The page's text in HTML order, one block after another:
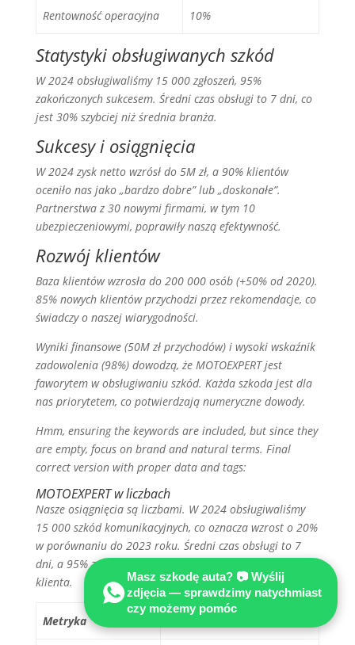
Rentowność operacyjna 10%
Statystyki obsługiwanych szkód
W 2024 obsługiwaliśmy 15 000 zgłoszeń, 95%
zakończonych sukcesem. Średni czas obsługi to 7 dni, co
jest 30% szybciej niż średnia branża.
Sukcesy i osiągnięcia
W 2024 zysk netto wzrósł do 5M zł, a 90% klientów
oceniło nas jako „bardzo dobre” lub „doskonałe”.
Partnerstwa z 30 nowymi firmami, w tym 10
ubezpieczeniowymi, poprawiły naszą efektywność.
Rozwój klientów
Baza klientów wzrosła do 200 000 osób (+50% od 2020).
85% nowych klientów przychodzi przez rekomendacje, co
świadczy o naszej wiarygodności.
Wyniki finansowe (50M zł przychodów) i wysoki wskaźnik
zadowolenia (98%) dowodzą, że MOTOEXPERT jest
faworytem w obsługiwaniu szkód. Każda szkoda jest dla
nas priorytetem, co potwierdzają numeryczne dowody.
Hmm, ensuring the keywords are included, but since they
are empty, focus on brand and natural terms. Final
correct version with proper data and tags:
MOTOEXPERT w liczbach
Nasze osiągnięcia są liczbami. W 2024 obsługiwaliśmy
15 000 szkód komunikacyjnych, co oznacza wzrost o 20%
w porównaniu do 2023 roku. Średni czas obsługi to 7
dni, a 95% zgłoszeń zostało rozstrzygnietych w korzyść
klienta.
Metryka
Masz szkodę auta? 📷 Wyślij
zdjęcia — sprawdzimy natychmiast
czy możemy pomóc